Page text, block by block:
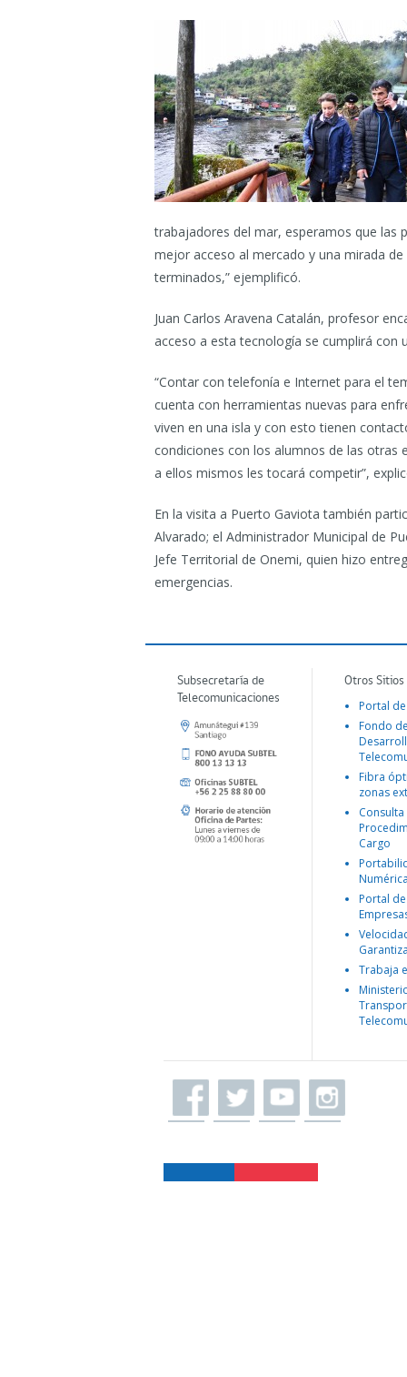
trabajadores del mar, esperamos que las
mejor acceso al mercado y una mirada
terminados,” ejemplificó.
Juan Carlos Aravena Catalán, profesor
acceso a esta tecnología se cumplirá con
“Contar con telefonía e Internet para el
cuenta con herramientas nuevas para
viven en una isla y con esto tienen
condiciones con los alumnos de las otras
a ellos mismos les tocará competir”,
En la visita a Puerto Gaviota también
Alvarado; el Administrador Municipal de
Jefe Territorial de Onemi, quien hizo
emergencias.
Subsecretaría de
Telecomunicaciones
Otros
Portal
Fondo
Fibra
zonas
Consulta
Cargo
Portal
Trabaja